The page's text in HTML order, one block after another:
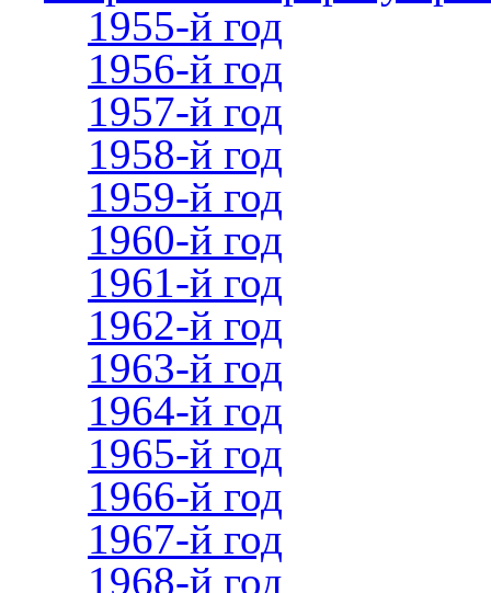
1955-й год
1956-й год
1957-й год
1958-й год
1959-й год
1960-й год
1961-й год
1962-й год
1963-й год
1964-й год
1965-й год
1966-й год
1967-й год
1968-й год